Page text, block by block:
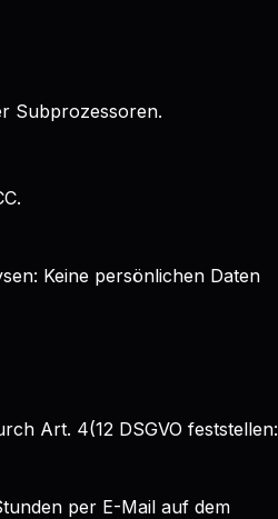
Subprozessoren.
Keine persönlichen Daten
Art. 4(12 DSGVO feststellen:
per E-Mail auf dem